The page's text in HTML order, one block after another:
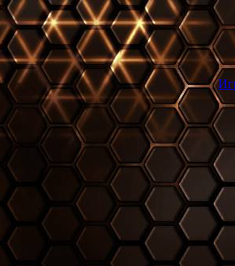
Игровой торрент